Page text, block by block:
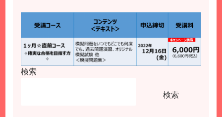
検索
検索